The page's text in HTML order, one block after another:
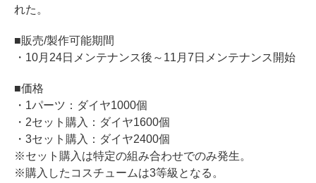
れた。
■販売/製作可能期間
・10月24日メンテナンス後～11月7日メンテナンス開始
■価格
・1パーツ：ダイヤ1000個
・2セット購入：ダイヤ1600個
・3セット購入：ダイヤ2400個
※セット購入は特定の組み合わせでのみ発生。
※購入したコスチュームは3等級となる。